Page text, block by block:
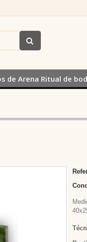
de Arena Ritual de